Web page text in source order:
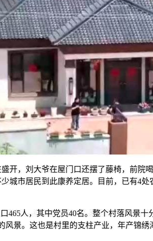
，刘大爷在屋门口还摆了藤椅，前院
市居民到此康养定居。目前，已有4
人，其中党员40名。整个村落风景十
景。这也是村里的支柱产业，年产锦绣